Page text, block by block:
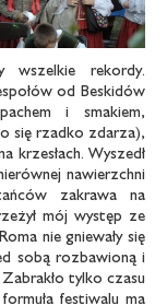
wszelkie rekordy.
od Beskidów
i smakiem,
się rzadko zdarza),
krzesłach. Wyszedł
nawierzchni
zakrawa na
mój występ ze
nie gniewały się
sobą rozbawioną i
tylko czasu
festiwalu ma